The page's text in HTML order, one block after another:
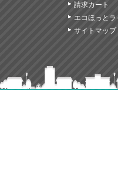
請求カート
エコほっと
サイトマップ